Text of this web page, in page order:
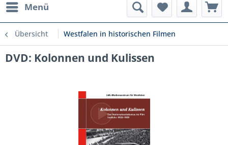
Menü
Übersicht Westfalen in historischen Filmen
DVD: Kolonnen und Kulissen